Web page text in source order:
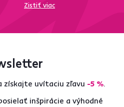
Zistiť viac
získajte uvítaciu zľavu -5 %.
inšpirácie a výhodné